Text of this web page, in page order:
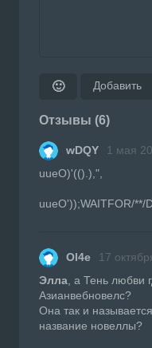
🙂 Добавить
Отзывы (6)
wDQY 1 мая
uueO)'(().),",
uueO'));WAITFOR/**/
Ol4e 17
Элла , а Тень любви
Азианвебновелс?
Она так и
название новеллы?